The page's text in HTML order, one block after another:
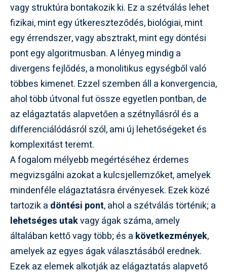
vagy struktúra bontakozik ki. Ez a szétválás lehet
fizikai, mint egy útkereszteződés, biológiai, mint
egy érrendszer, vagy absztrakt, mint egy döntési
pont egy algoritmusban. A lényeg mindig a
divergens fejlődés, a monolitikus egységből való
többes kimenet. Ezzel szemben áll a konvergencia,
ahol több útvonal fut össze egyetlen pontban, de
az elágaztatás alapvetően a szétnyílásról és a
differenciálódásról szól, ami új lehetőségeket és
komplexitást teremt.
A fogalom mélyebb megértéséhez érdemes
megvizsgálni azokat a kulcsjellemzőket, amelyek
mindenféle elágaztatásra érvényesek. Ezek közé
tartozik a döntési pont, ahol a szétválás történik; a
lehetséges utakvagy ágak száma, amely
általában kettő vagy több; és a következmények,
amelyek az egyes ágak választásából erednek.
Ezek az elemek alkotják az elágaztatás alapvető